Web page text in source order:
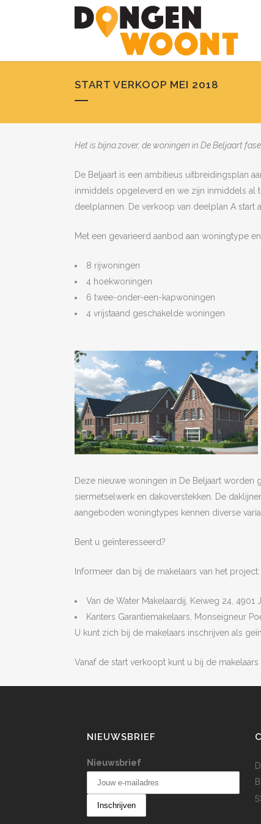
START VERKOOP MEI 2018
Het is bijna zover, de woningen in De Beljaart
De Beljaart is een ambitieus uitbreidingsplan
inmiddels opgeleverd en we zijn inmiddels al
deelplannen. De verkoop van deelplan A start
Met een gevarieerd aanbod aan woningtype
8 rijwoningen
4 hoekwoningen
6 twee-onder-een-kapwoningen
4 vrijstaand geschakelde woningen
Deze nieuwe woningen in De Beljaart worden
siermetselwerk en dakoverstekken. De
aangeboden woningtypes kennen diverse
Bent u geïnteresseerd?
Informeer dan bij de makelaars van het project:
Van de Water Makelaardij, Keiweg 24, 4901
Kanters Garantiemakelaars, Monseigneur
U kunt zich bij de makelaars inschrijven als
Vanaf de start verkoopt kunt u bij de makelaars
NIEUWSBRIEF
Nieuwsbrief